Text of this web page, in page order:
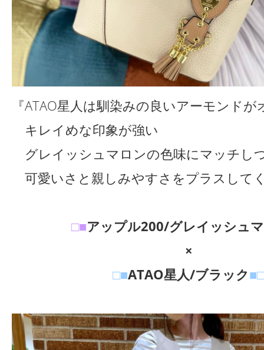
『ATAO星人は馴染みの良いアーモンド
キレイめな印象が強い
グレイッシュマロンの色味にマッチし
可愛いさと親しみやすさをプラスして
□■アップル200/グレイッシュ
×
□■ATAO星人/ブラック■□